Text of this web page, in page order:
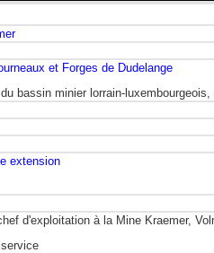
et Forges de Dudelange
bassin minier lorrain-
extension
chef d'exploitation à la Mine Kraemer,